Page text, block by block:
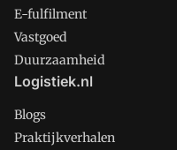
E-fulfilment
Vastgoed
Duurzaamheid
Logistiek.nl
Blogs
Praktijkverhalen